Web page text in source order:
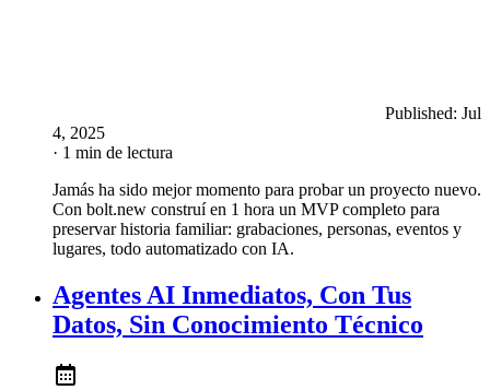
Published: Jul
4, 2025
· 1 min de lectura
Jamás ha sido mejor momento para probar un proyecto nuevo.
Con bolt.new construí en 1 hora un MVP completo para
preservar historia familiar: grabaciones, personas, eventos y
lugares, todo automatizado con IA.
Agentes AI Inmediatos, Con Tus
Datos, Sin Conocimiento Técnico